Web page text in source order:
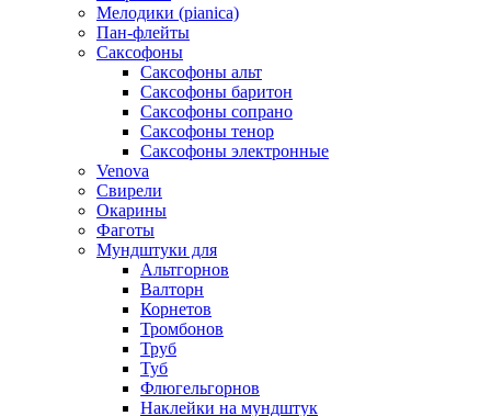
Мелодики (pianica)
Пан-флейты
Саксофоны
Саксофоны альт
Саксофоны баритон
Саксофоны сопрано
Саксофоны тенор
Саксофоны электронные
Venova
Свирели
Окарины
Фаготы
Мундштуки для
Альтгорнов
Валторн
Корнетов
Тромбонов
Труб
Туб
Флюгельгорнов
Наклейки на мундштук